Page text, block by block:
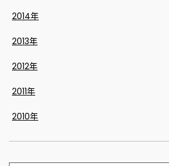
2014年
2013年
2012年
2011年
2010年